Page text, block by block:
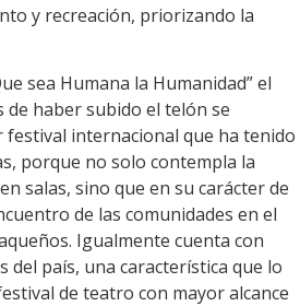
y recreación, priorizando la
sea Humana la Humanidad” el
de haber subido el telón se
festival internacional que ha tenido
porque no solo contempla la
salas, sino que en su carácter de
de las comunidades en el
Igualmente cuenta con
del país, una característica que lo
de teatro con mayor alcance